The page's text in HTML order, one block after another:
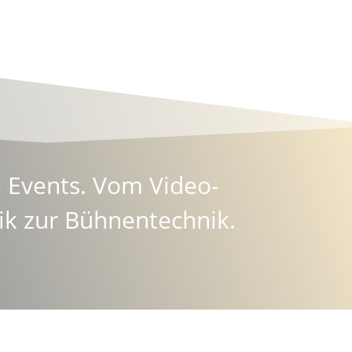
Vom Video-
zur Bühnentechnik.